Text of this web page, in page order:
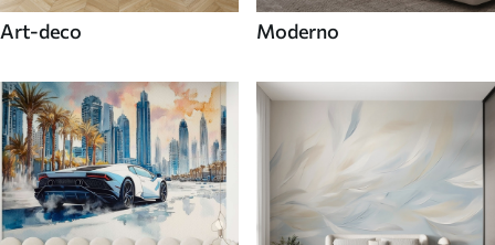
Art-deco Moderno